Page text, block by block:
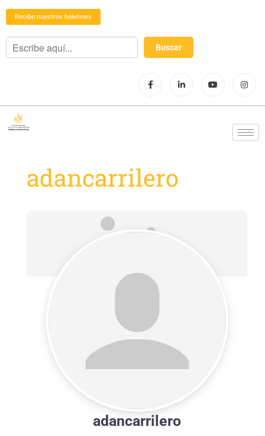
Recibe nuestros boletines
adancarrilero
adancarrilero